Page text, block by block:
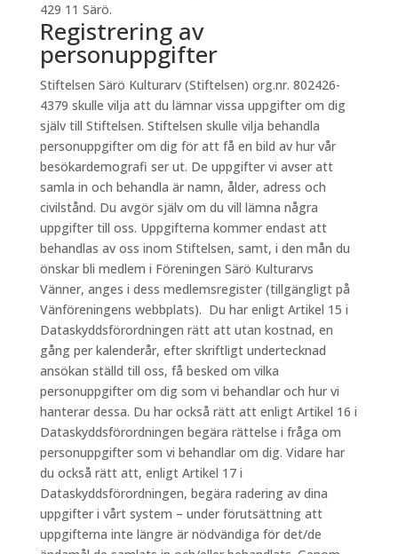
429 11 Särö.
Registrering av
personuppgifter
Stiftelsen Särö Kulturarv (Stiftelsen) org.nr. 802426-
4379 skulle vilja att du lämnar vissa uppgifter om dig
själv till Stiftelsen. Stiftelsen skulle vilja behandla
personuppgifter om dig för att få en bild av hur vår
besökardemografi ser ut. De uppgifter vi avser att
samla in och behandla är namn, ålder, adress och
civilstånd. Du avgör själv om du vill lämna några
uppgifter till oss. Uppgifterna kommer endast att
behandlas av oss inom Stiftelsen, samt, i den mån du
önskar bli medlem i Föreningen Särö Kulturarvs
Vänner, anges i dess medlemsregister (tillgängligt på
Vänföreningens webbplats). Du har enligt Artikel 15 i
Dataskyddsförordningen rätt att utan kostnad, en
gång per kalenderår, efter skriftligt undertecknad
ansökan ställd till oss, få besked om vilka
personuppgifter om dig som vi behandlar och hur vi
hanterar dessa. Du har också rätt att enligt Artikel 16 i
Dataskyddsförordningen begära rättelse i fråga om
personuppgifter som vi behandlar om dig. Vidare har
du också rätt att, enligt Artikel 17 i
Dataskyddsförordningen, begära radering av dina
uppgifter i vårt system – under förutsättning att
uppgifterna inte längre är nödvändiga för det/de